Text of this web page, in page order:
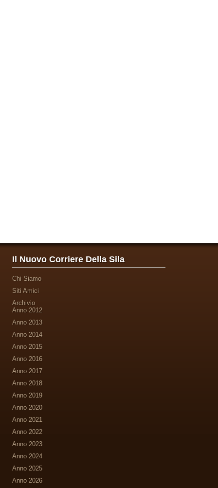
Il Nuovo Corriere Della Sila
Chi Siamo
Siti Amici
Archivio
Anno 2012
Anno 2013
Anno 2014
Anno 2015
Anno 2016
Anno 2017
Anno 2018
Anno 2019
Anno 2020
Anno 2021
Anno 2022
Anno 2023
Anno 2024
Anno 2025
Anno 2026